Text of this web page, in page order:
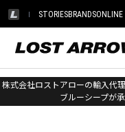
STORIESBRANDSONLINE
株式会社ロストアローの輸入代
ブルーシープが
ホーム > アウトレット > ク